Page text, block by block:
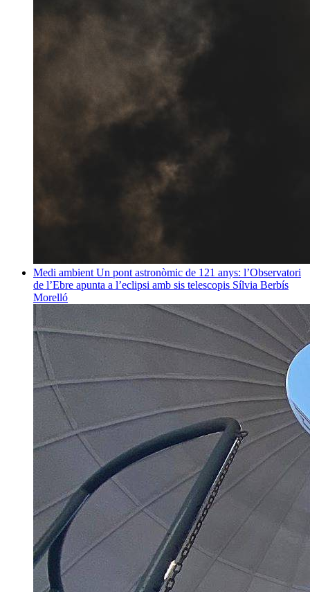
Medi ambient Un pont astronòmic de 121 anys: l’Observatori
de l’Ebre apunta a l’eclipsi amb sis telescopis Sílvia Berbís
Morelló